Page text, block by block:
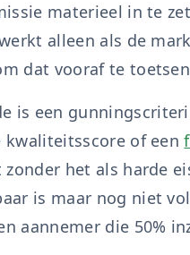
materieel in te
alleen als de
dat vooraf te
is een
kwaliteitsscore of een
het als harde
is maar nog niet
aannemer die 50%